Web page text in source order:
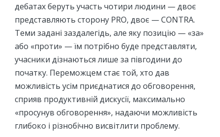
дебатах беруть участь чотири людини — двоє
представляють сторону PRO, двоє — CONTRA.
Теми задані заздалегідь, але яку позицію — «за»
або «проти» — їм потрібно буде представляти,
учасники дізнаються лише за півгодини до
початку. Переможцем стає той, хто дав
можливість усім приєднатися до обговорення,
сприяв продуктивній дискусії, максимально
«просунув обговорення», надаючи можливість
глибоко і різнобічно висвітлити проблему.